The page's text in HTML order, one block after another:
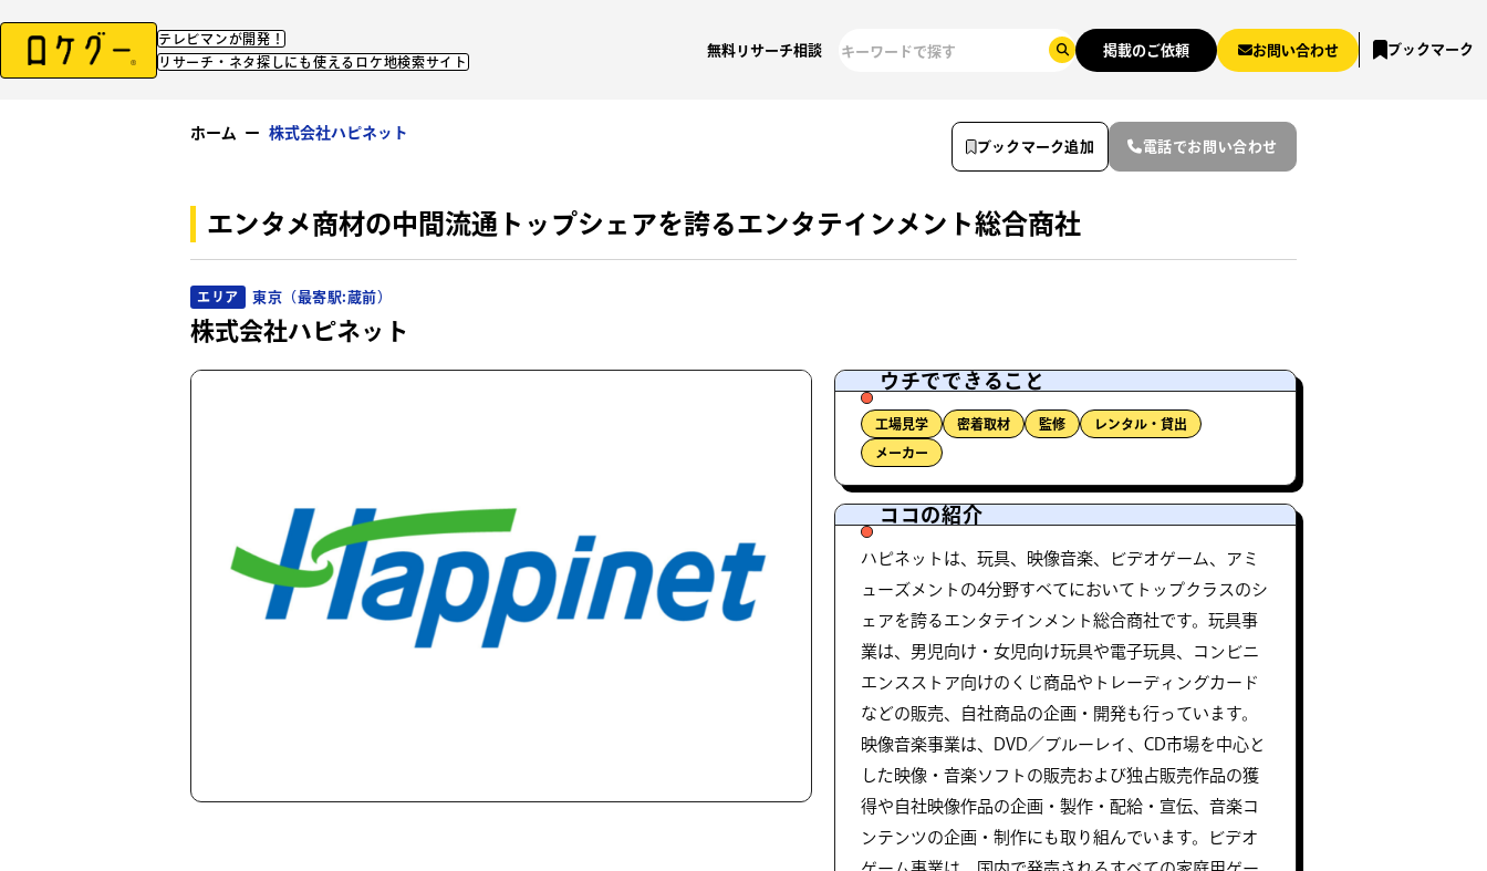
テレビマンが開発！
リサーチ・ネタ探しにも使えるロケ地検索サイト
無料リサーチ相談 掲載のご依頼 お問い合わせ ブックマーク
ホーム ー 株式会社ハピネット
エンタメ商材の中間流通トップシェアを誇るエンタテインメント総合商社
エリア 東京（最寄駅:蔵前）
株式会社ハピネット
ウチでできること
工場見学 密着取材 監修 レンタル・貸出
メーカー
ココの紹介
ハピネットは、玩具、映像音楽、ビデオゲーム、アミ
ューズメントの4分野すべてにおいてトップクラスのシ
ェアを誇るエンタテインメント総合商社です。玩具事
業は、男児向け・女児向け玩具や電子玩具、コンビニ
エンスストア向けのくじ商品やトレーディングカード
などの販売、自社商品の企画・開発も行っています。
映像音楽事業は、DVD／ブルーレイ、CD市場を中心と
した映像・音楽ソフトの販売および独占販売作品の獲
得や自社映像作品の企画・製作・配給・宣伝、音楽コ
ンテンツの企画・制作にも取り組んでいます。ビデオ
ブックマーク追加 電話でお問い合わせ